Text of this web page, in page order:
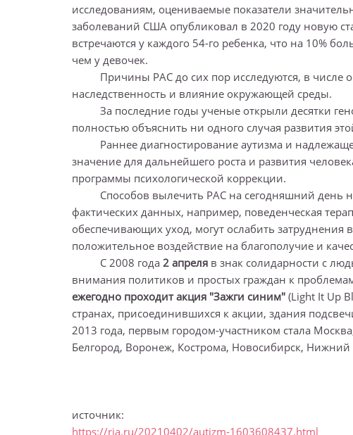
исследованиям, оцениваемые показатели
заболеваний США опубликовал в 2020 году новую
встречаются у каждого 54-го ребенка, что на 10%
чем у девочек.
Причины РАС до сих пор исследуются, в числе
наследственность и влияние окружающей среды.
За последние годы ученые открыли десятки
полностью объяснить ни одного случая развития
Раннее диагностирование аутизма и
значение для дальнейшего роста и развития
программы психологической коррекции.
Способов вылечить РАС на сегодняшний день
фактических данных, например, поведенческая
обеспечивающих уход, могут ослабить
положительное воздействие на благополучие и
С 2008 года 2 апреля в знак солидарности с
внимания политиков и простых граждан к
ежегодно проходит акция "Зажги синим" (Light It Up
странах, присоединившихся к акции, здания
2013 года, первым городом-участником стала
Белгород, Воронеж, Кострома, Новосибирск,
источник:
https://ria.ru/20210402/autizm-1603608437.html